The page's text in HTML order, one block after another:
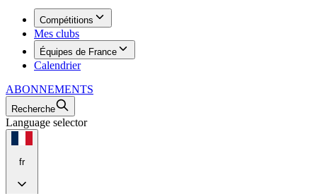
Compétitions
Mes clubs
Équipes de France
Calendrier
ABONNEMENTS
Recherche
Language selector
fr